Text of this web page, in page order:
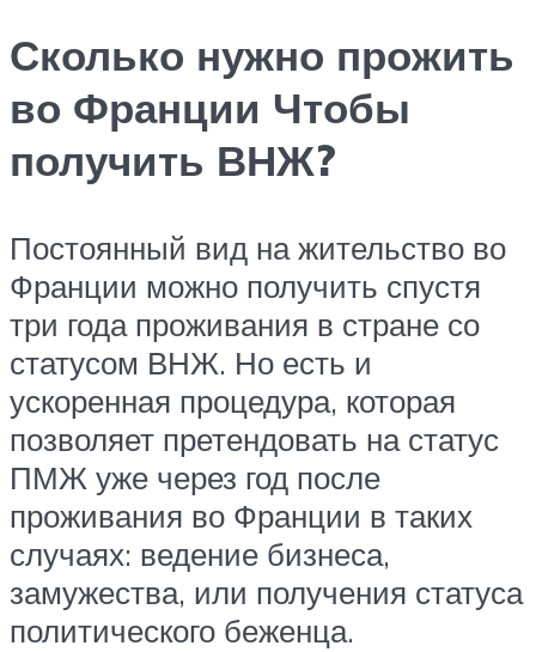
Сколько нужно прожить
во Франции Чтобы
получить ВНЖ?
Постоянный вид на жительство во
Франции можно получить спустя
три года проживания в стране со
статусом ВНЖ. Но есть и
ускоренная процедура, которая
позволяет претендовать на статус
ПМЖ уже через год после
проживания во Франции в таких
случаях: ведение бизнеса,
замужества, или получения статуса
политического беженца.